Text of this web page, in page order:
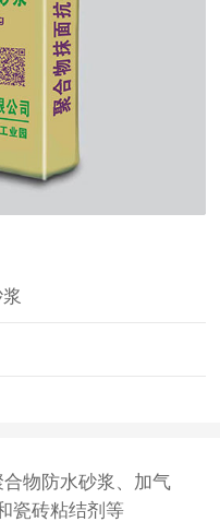
合物防水砂浆 、 加气
瓷砖粘结剂等